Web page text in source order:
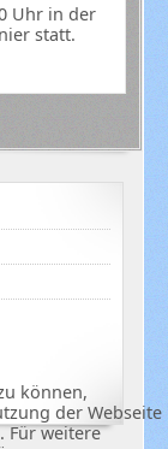
Uhr in der
statt.
können,
der Webseite
Für weitere